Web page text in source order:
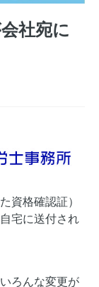
社宛に
資格確認証）
宅に送付され
ろんな変更が